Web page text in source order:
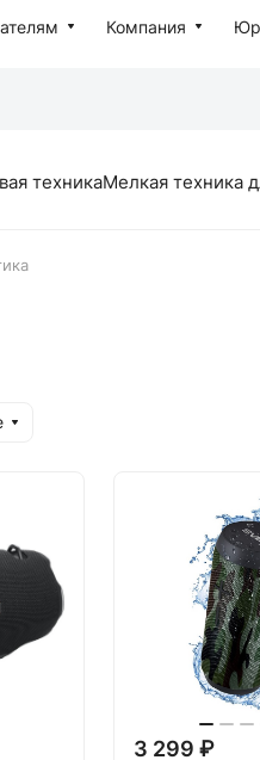
Компания
техникаМелкая техника
3 299 ₽